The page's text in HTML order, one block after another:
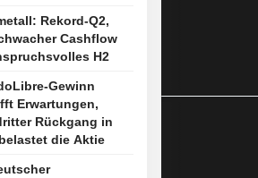
Rekord-Q2,
Cashflow
H2
Gewinn
Erwartungen,
Rückgang in
die Aktie